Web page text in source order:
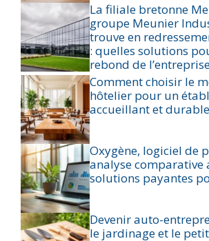
La filiale bretonne
groupe Meunier
trouve en
: quelles solutions
rebond de
Comment choisir le
hôtelier pour un
accueillant et durable
Oxygène, logiciel de
analyse comparative
solutions payantes
Devenir auto-
le jardinage et le